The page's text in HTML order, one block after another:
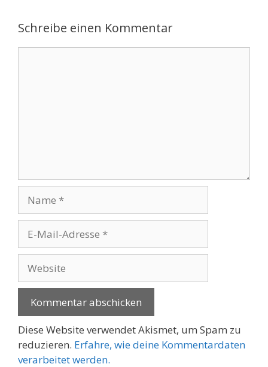
Schreibe einen Kommentar
Mail-
Adresse
Diese Website verwendet Akismet, um Spam zu
reduzieren. Erfahre, wie deine Kommentardaten
verarbeitet werden.